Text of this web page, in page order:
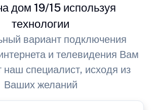
дом 19/15 используя
технологии
вариант подключения
и телевидения Вам
наш специалист, исходя из
Ваших желаний